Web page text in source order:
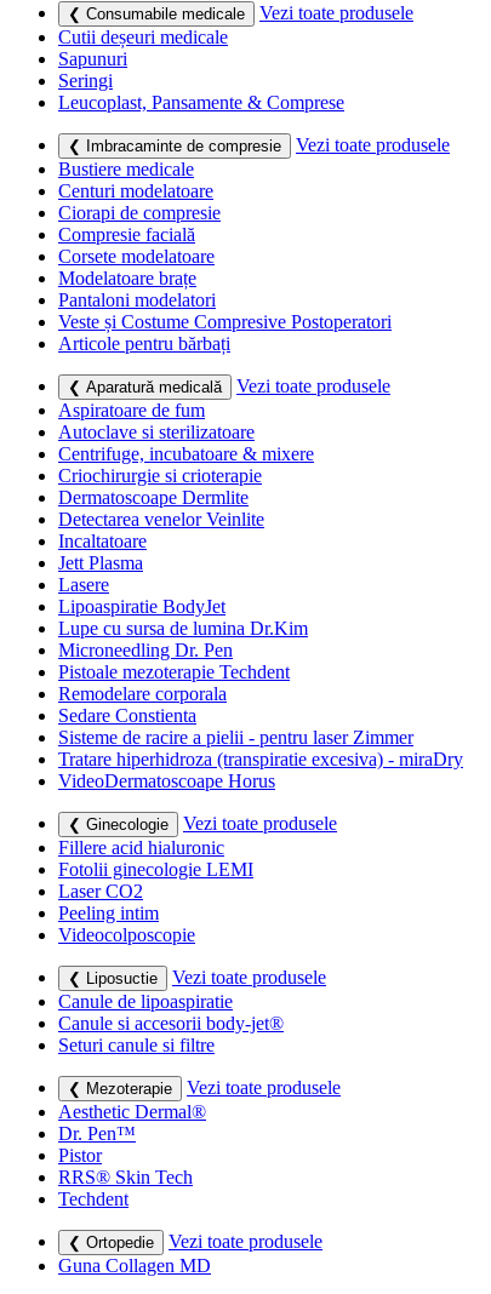
❮ Consumabile medicale
Vezi toate produsele
Cutii deșeuri medicale
Sapunuri
Seringi
Leucoplast, Pansamente & Comprese
❮ Imbracaminte de compresie
Vezi toate produsele
Bustiere medicale
Centuri modelatoare
Ciorapi de compresie
Compresie facială
Corsete modelatoare
Modelatoare brațe
Pantaloni modelatori
Veste și Costume Compresive Postoperatori
Articole pentru bărbați
❮ Aparatură medicală
Vezi toate produsele
Aspiratoare de fum
Autoclave si sterilizatoare
Centrifuge, incubatoare & mixere
Criochirurgie si crioterapie
Dermatoscoape Dermlite
Detectarea venelor Veinlite
Incaltatoare
Jett Plasma
Lasere
Lipoaspiratie BodyJet
Lupe cu sursa de lumina Dr.Kim
Microneedling Dr. Pen
Pistoale mezoterapie Techdent
Remodelare corporala
Sedare Constienta
Sisteme de racire a pielii - pentru laser Zimmer
Tratare hiperhidroza (transpiratie excesiva) - miraDry
VideoDermatoscoape Horus
❮ Ginecologie
Vezi toate produsele
Fillere acid hialuronic
Fotolii ginecologie LEMI
Laser CO2
Peeling intim
Videocolposcopie
❮ Liposuctie
Vezi toate produsele
Canule de lipoaspiratie
Canule si accesorii body-jet®
Seturi canule si filtre
❮ Mezoterapie
Vezi toate produsele
Aesthetic Dermal®
Dr. Pen™
Pistor
RRS® Skin Tech
Techdent
❮ Ortopedie
Vezi toate produsele
Guna Collagen MD